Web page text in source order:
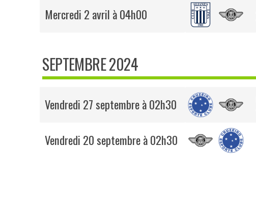
Mercredi 2 avril à 04h00
SEPTEMBRE 2024
Vendredi 27 septembre à 02h30
Vendredi 20 septembre à 02h30